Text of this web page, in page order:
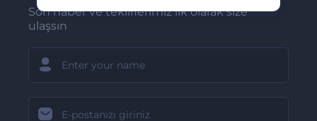
Son haber ve tekliflerimiz ilk olarak size
ulaşsın